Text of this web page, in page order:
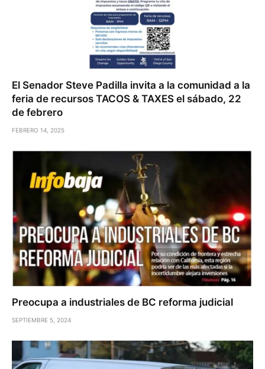
El Senador Steve Padilla invita a la comunidad a la
feria de recursos TACOS & TAXES el sábado, 22
de febrero
FEBRERO 14, 2025
Preocupa a industriales de BC reforma judicial
SEPTIEMBRE 5, 2024